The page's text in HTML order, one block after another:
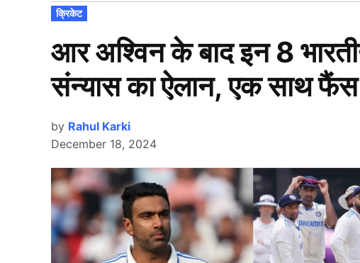
POSTED
IN
क्रिकेट
आर अश्विन के बाद इन 8
संन्यास का ऐलान, एक साथ फैंस
by Rahul Karki
December 18, 2024